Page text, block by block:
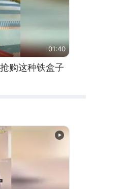
01:40
购这种铁盒子